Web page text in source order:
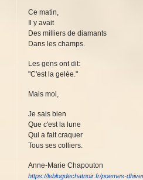
Ce matin,
Il y avait
Des milliers de diamants
Dans les champs.
Les gens ont dit:
"C'est la gelée."
Mais moi,
Je sais bien
Que c'est la lune
Qui a fait craquer
Tous ses colliers.
Anne-Marie Chapouton
https://leblogdechatnoir.fr/poemes-